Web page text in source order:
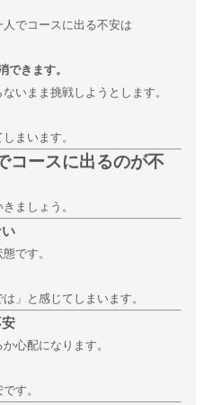
でコースに出る不安は
できます。
いまま挑戦しようとします。
まいます。
コースに出るのが不
ましょう。
です。
」と感じてしまいます。
心配になります。
す。